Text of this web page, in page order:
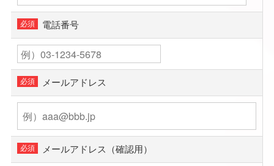
電話番号
メールアドレス
メールアドレス（確認用）